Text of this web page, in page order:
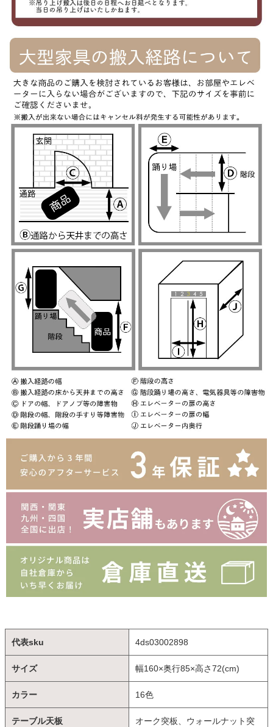
代表sku 4ds03002898
サイズ 幅160×奥行85×高さ72(cm)
カラー 16色
テーブル天板
オーク突板、ウォールナット突